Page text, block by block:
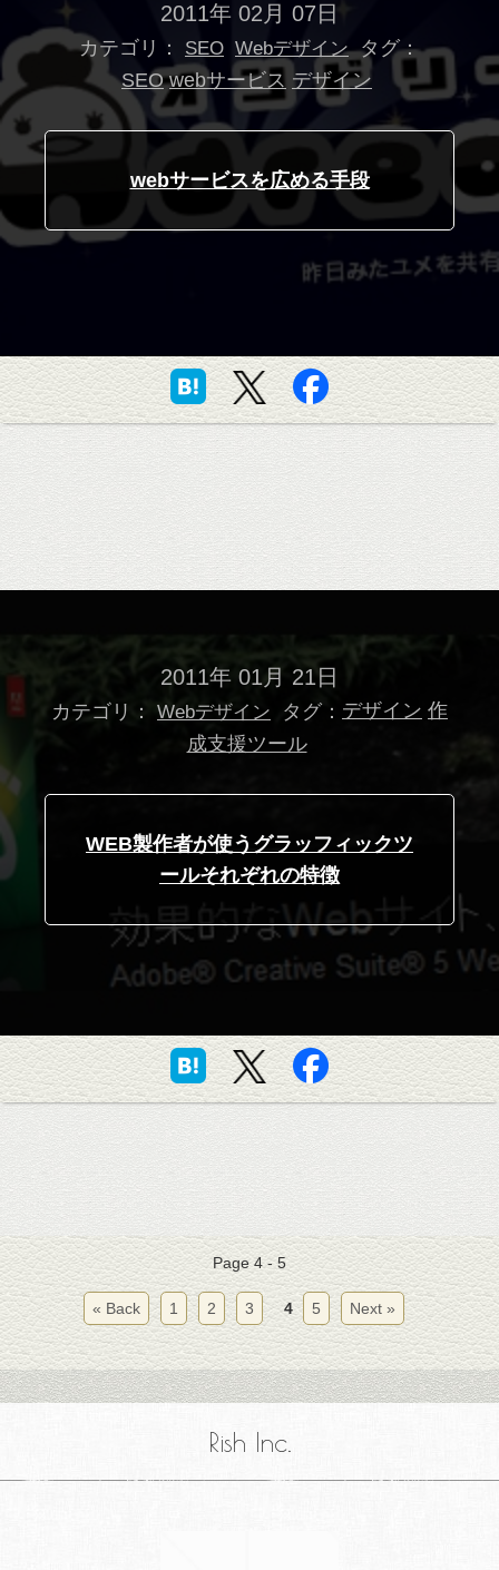
2011年 02月 07日
カテゴリ： SEO Webデザイン タグ：
SEO webサービス デザイン
webサービスを広める手段
2011年 01月 21日
カテゴリ： Webデザイン タグ： デザイン 作
成支援ツール
WEB製作者が使うグラッフィックツ
ールそれぞれの特徴
Page 4 - 5
« Back 1 2 3 4 5 Next »
Rish Inc.